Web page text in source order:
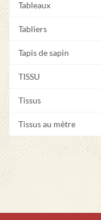
Tableaux
Tabliers
Tapis de sapin
TISSU
Tissus
Tissus au mètre